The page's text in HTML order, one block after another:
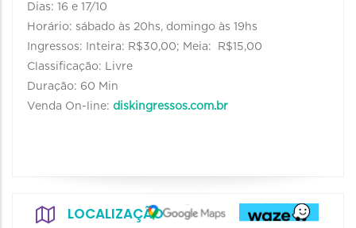
Dias: 16 e 17/10
Horário: sábado às 20hs, domingo às 19hs
Ingressos: Inteira: R$30,00; Meia: R$15,00
Classificação: Livre
Duração: 60 Min
Venda On-line: diskingressos.com.br
LOCALIZAÇÃO